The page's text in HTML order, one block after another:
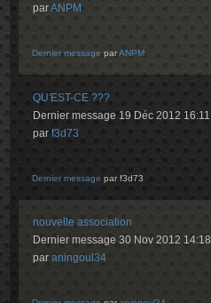
parANPM
Dernier message parANPM
QU'EST-CE ???
Dernier message 19 Déc 2012 16:11
par f3d73
Dernier message parf3d73
nouvelle association
Dernier message 30 Nov 2012 14:18
par aningoul34